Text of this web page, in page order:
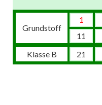
Grundstoff
1
11
Klasse B
21